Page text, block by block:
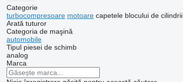
Categorie
turbocompresoare motoare capetele blocului de cilindrii
Arată tuturor
Categoria de maşină
automobile
Tipul piesei de schimb
analog
Marca